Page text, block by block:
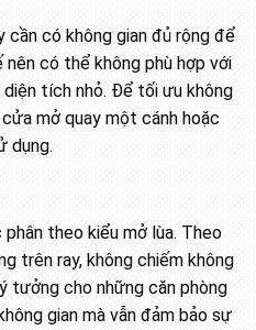
cần có không gian đủ rộng để
có thể không phù hợp với
tích nhỏ. Để tối ưu không
mở quay một cánh hoặc
dụng.
theo kiểu mở lùa. Theo
trên ray, không chiếm không
tưởng cho những căn phòng
gian mà vẫn đảm bảo sự